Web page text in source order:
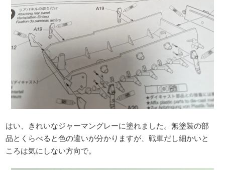
はい、きれいなジャーマングレーに塗れました。無塗装の部
品とくらべると色の違いが分かりますが、戦車だし細かいと
ころは気にしない方向で。